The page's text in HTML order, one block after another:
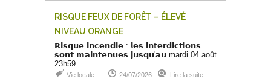
RISQUE FEUX DE FORÊT – ÉLEVÉ
NIVEAU ORANGE
𝗥𝗶𝘀𝗾𝘂𝗲 𝗶𝗻𝗰𝗲𝗻𝗱𝗶𝗲 : 𝗹𝗲𝘀 𝗶𝗻𝘁𝗲𝗿𝗱𝗶𝗰𝘁𝗶𝗼𝗻𝘀
𝘀𝗼𝗻𝘁 𝗺𝗮𝗶𝗻𝘁𝗲𝗻𝘂𝗲𝘀 𝗷𝘂𝘀𝗾𝘂'𝗮𝘂 mardi 04 août
23h59
Vie locale 24/07/2026 Lire la suite